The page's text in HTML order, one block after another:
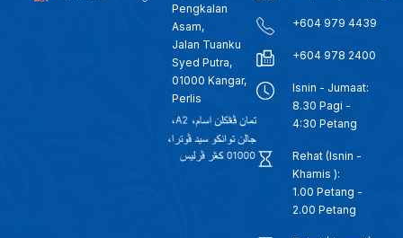
Pengkalan
Asam,
Jalan Tuanku
Syed Putra,
01000 Kangar,
Perlis
+604 979 4439
+604 978 2400
Isnin - Jumaat:
8.30 Pagi -
4:30 Petang
Rehat (Isnin -
Khamis ):
1.00 Petang -
2.00 Petang